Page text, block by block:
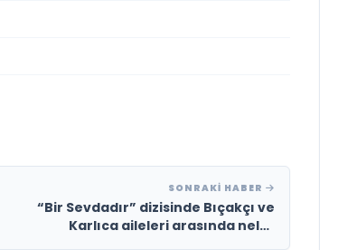
SONRAKI HABER
“Bir Sevdadır” dizisinde Bıçakçı ve
Karlıca aileleri arasında neler